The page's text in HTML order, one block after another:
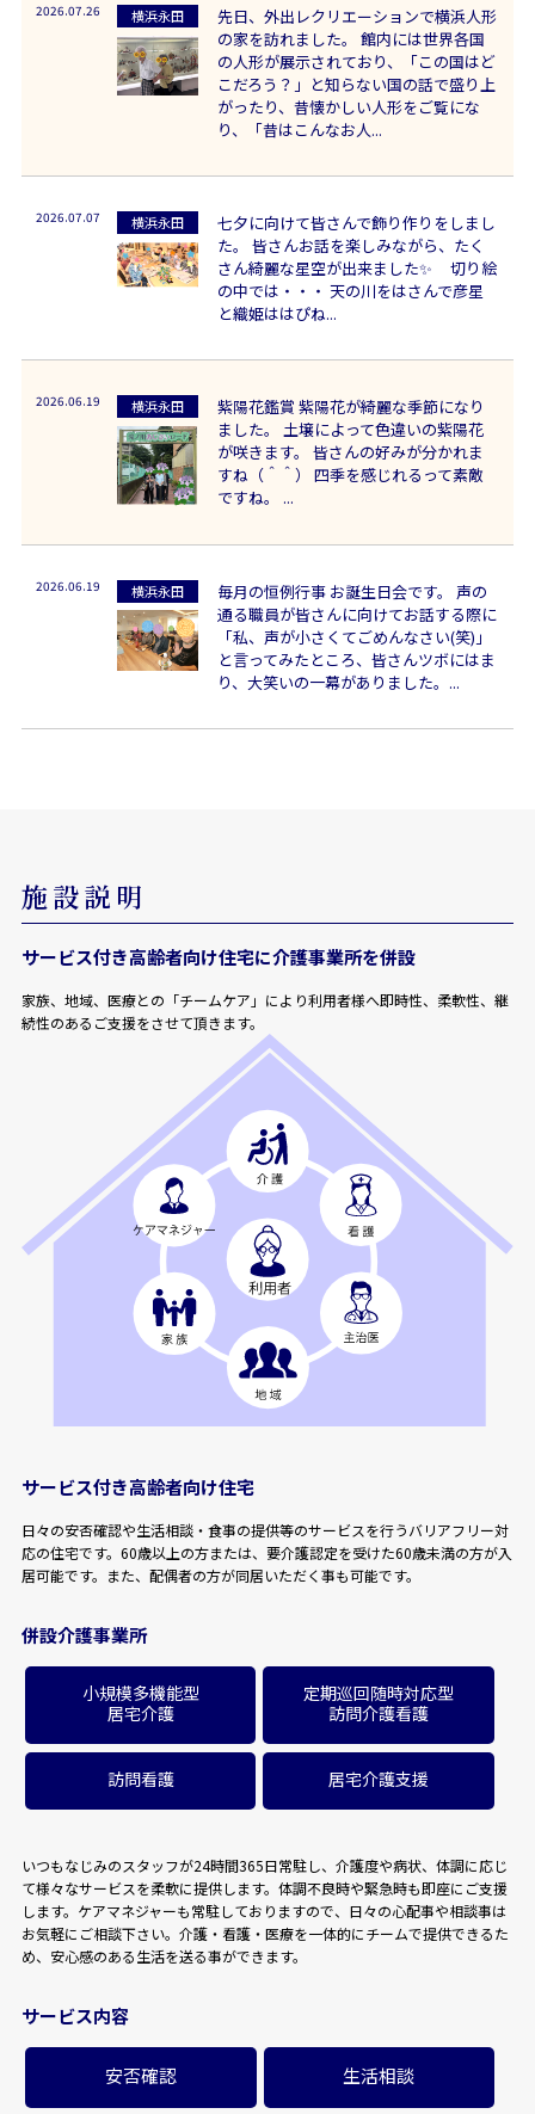
2026.07.26 横浜永田
先日、外出レクリエーションで横浜人形
の家を訪れました。 館内には世界各国
の人形が展示されており、「この国はど
こだろう？」と知らない国の話で盛り上
がったり、昔懐かしい人形をご覧にな
り、「昔はこんなお人...
2026.07.07 横浜永田
七夕に向けて皆さんで飾り作りをしまし
た。 皆さんお話を楽しみながら、たく
さん綺麗な星空が出来ました✨ 切り絵
の中では・・・ 天の川をはさんで彦星
と織姫ははぴね...
2026.06.19 横浜永田
紫陽花鑑賞 紫陽花が綺麗な季節になり
ました。 土壌によって色違いの紫陽花
が咲きます。 皆さんの好みが分かれま
すね（＾＾） 四季を感じれるって素敵
ですね。 ...
2026.06.19 横浜永田
毎月の恒例行事 お誕生日会です。 声の
通る職員が皆さんに向けてお話する際に
「私、声が小さくてごめんなさい(笑)」
と言ってみたところ、皆さんツボにはま
り、大笑いの一幕がありました。...
施設説明
サービス付き高齢者向け住宅に介護事業所を併設
家族、地域、医療との「チームケア」により利用者様へ即時性、柔軟性、継
続性のあるご支援をさせて頂きます。
サービス付き高齢者向け住宅
日々の安否確認や生活相談・食事の提供等のサービスを行うバリアフリー対
応の住宅です。60歳以上の方または、要介護認定を受けた60歳未満の方が入
居可能です。また、配偶者の方が同居いただく事も可能です。
併設介護事業所
小規模多機能型
居宅介護
定期巡回随時対応型
訪問介護看護
訪問看護 居宅介護支援
いつもなじみのスタッフが24時間365日常駐し、介護度や病状、体調に応じ
て様々なサービスを柔軟に提供します。体調不良時や緊急時も即座にご支援
します。ケアマネジャーも常駐しておりますので、日々の心配事や相談事は
お気軽にご相談下さい。介護・看護・医療を一体的にチームで提供できるた
め、安心感のある生活を送る事ができます。
サービス内容
安否確認 生活相談